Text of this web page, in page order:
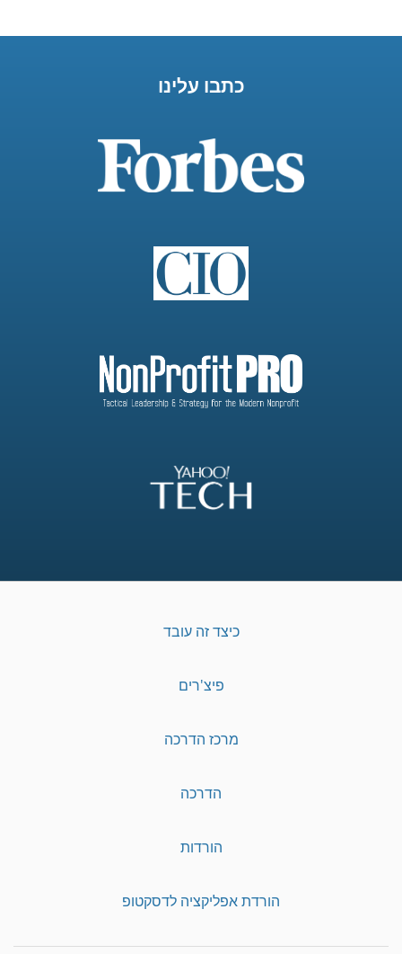
כתבו עלינו
כיצד זה עובד
פיצ'רים
מרכז הדרכה
הדרכה
הורדות
הורדת אפליקציה לדסקטופ